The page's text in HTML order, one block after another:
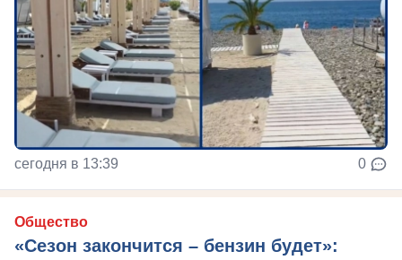
сегодня в 13:39 0
Общество
«Сезон закончится – бензин будет»: